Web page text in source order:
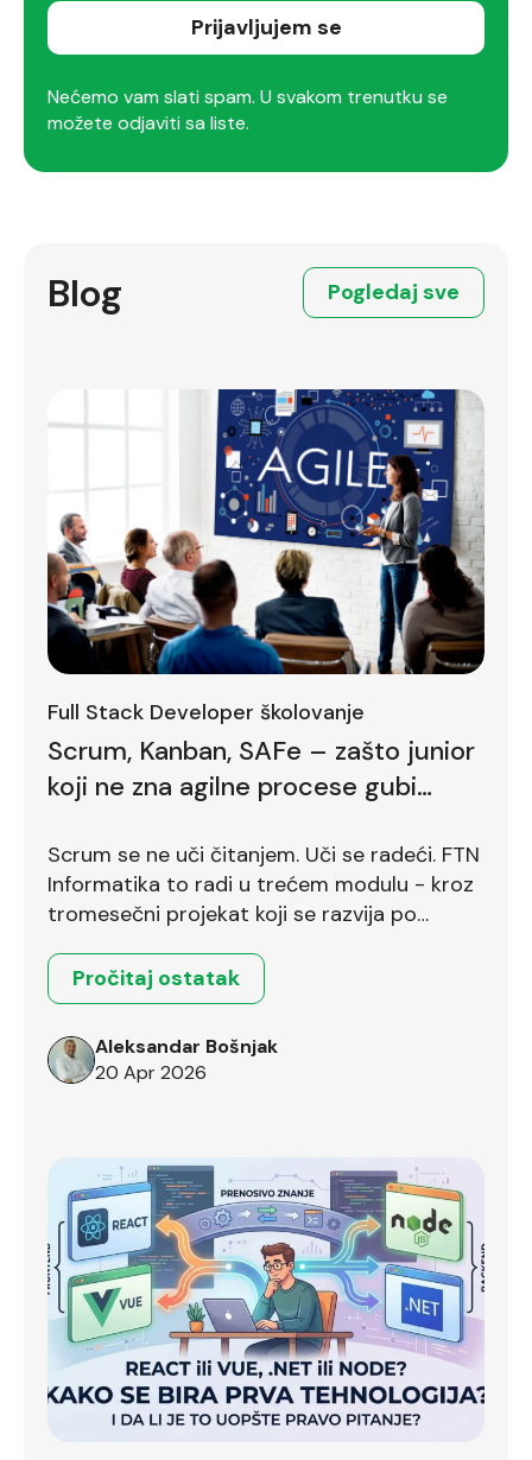
Prijavljujem se
Nećemo vam slati spam. U svakom trenutku se
možete odjaviti sa liste.
Blog Pogledaj sve
Full Stack Developer školovanje
Scrum, Kanban, SAFe – zašto junior
koji ne zna agilne procese gubi
Scrum se ne uči čitanjem. Uči se radeći. FTN
Informatika to radi u trećem modulu - kroz
tromesečni projekat koji se razvija po
Pročitaj ostatak
Aleksandar Bošnjak
20 Apr 2026